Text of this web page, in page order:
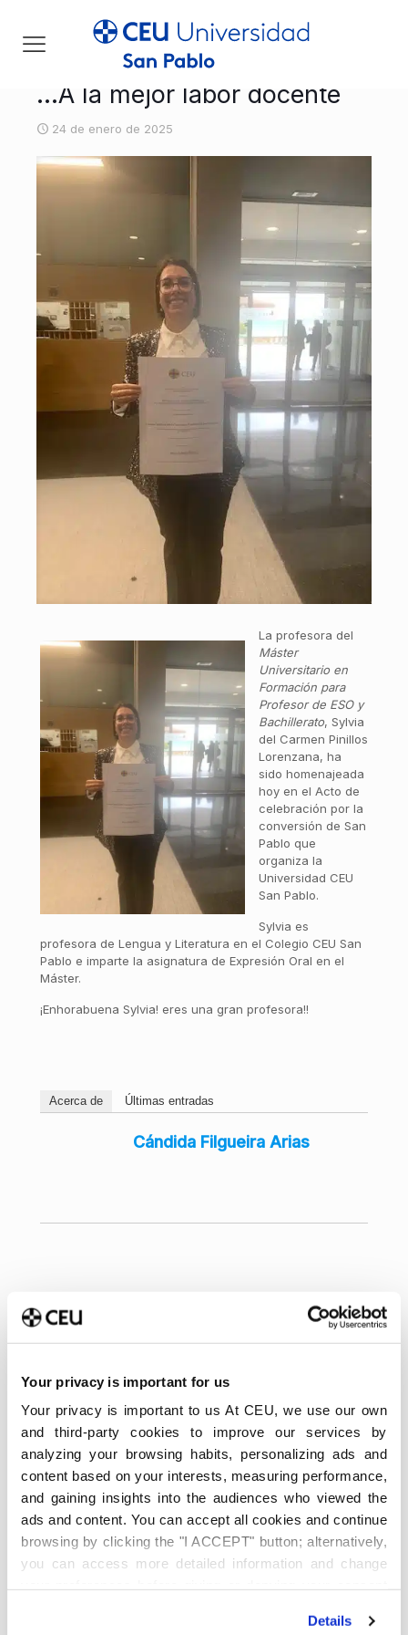
Your privacy is important for us
Your privacy is important to us At CEU, we use our own
and third-party cookies to improve our services by
analyzing your browsing habits, personalizing ads and
content based on your interests, measuring performance,
and gaining insights into the audiences who viewed the
ads and content. You can accept all cookies and continue
browsing by clicking the "I ACCEPT" button; alternatively,
you can access more detailed information and change
Details
…A la mejor labor docente
24 de enero de 2025
La profesora del
Máster
Universitario en
Formación para
Profesor de ESO y
Bachillerato, Sylvia
del Carmen Pinillos
Lorenzana, ha
sido homenajeada
hoy en el Acto de
celebración por la
conversión de San
Pablo que
organiza la
Universidad CEU
San Pablo.
Sylvia es
profesora de Lengua y Literatura en el Colegio CEU San
Pablo e imparte la asignatura de Expresión Oral en el
Máster.
¡Enhorabuena Sylvia! eres una gran profesora!!
Acerca de Últimas entradas
Cándida Filgueira Arias
Últimas publicaciones
Método Pomodoro para
estudiar: Cómo aplicarlo en
la universidad y cuándo no
funciona
6 de agosto de 2026